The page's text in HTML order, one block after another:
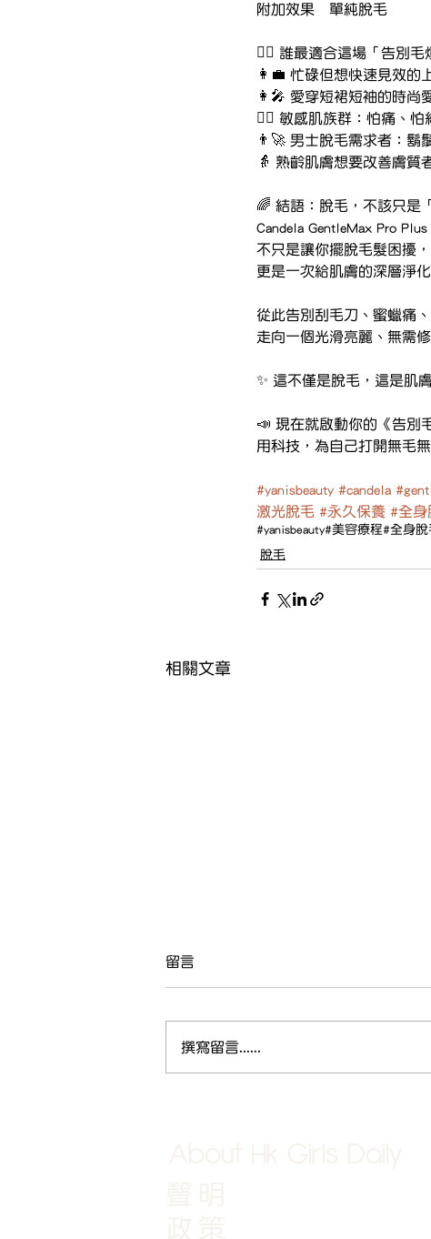
👩‍⚕️ 誰最適合這場「告別毛
👩‍💼 忙碌但想快速見效的
👩‍🎤 愛穿短裙短袖的時尚
👩‍⚕️ 敏感肌族群：怕痛、
👨‍🚀 男士脫毛需求者：鬍
👵 熟齡肌膚想要改善膚質
🌈 結語：脫毛，不該只是
Candela GentleMax Pro
不只是讓你擺脫毛髮困擾，
更是一次給肌膚的深層淨
從此告別刮毛刀、蜜蠟痛
走向一個光滑亮麗、無需
✨ 這不僅是脫毛，這是肌
📣 現在就啟動你的《告別
用科技，為自己打開無毛
#yanisbeauty #candela
激光脫毛 #永久保養 #全身
#yanisbeauty#美容療程#全身脫
脫毛
相關文章
留言
撰寫留言......